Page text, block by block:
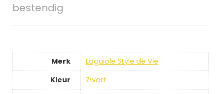
bestendig
Merk
Laguiole Style de Vie
Kleur
Zwart